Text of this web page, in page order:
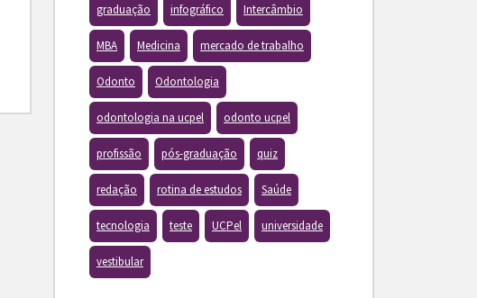
graduação infográfico Intercâmbio
MBA Medicina mercado de trabalho
Odonto Odontologia
odontologia na ucpel odonto ucpel
profissão pós-graduação quiz
redação rotina de estudos Saúde
tecnologia teste UCPel universidade
vestibular